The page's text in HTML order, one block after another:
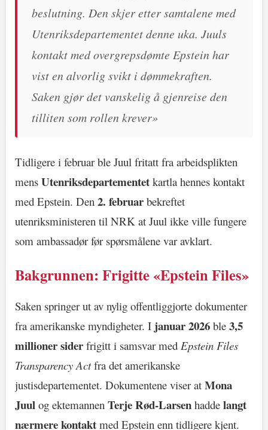
beslutning. Den skjer etter samtalene med
Utenriksdepartementet denne uka. Juuls
kontakt med overgrepsdømte Epstein har
vist en alvorlig svikt i dømmekraften.
Saken gjør det vanskelig å gjenreise den
tilliten som rollen krever»
Tidligere i februar ble Juul fritatt fra arbeidsplikten
mens Utenriksdepartementet kartla hennes kontakt
med Epstein. Den 2. februar bekreftet
utenriksministeren til NRK at Juul ikke ville fungere
som ambassadør før spørsmålene var avklart.
Bakgrunnen: Frigitte «Epstein Files»
Saken springer ut av nylig offentliggjorte dokumenter
fra amerikanske myndigheter. I januar 2026 ble 3,5
millioner sider frigitt i samsvar med Epstein Files
Transparency Actfra det amerikanske
justisdepartementet. Dokumentene viser at Mona
Juul og ektemannen Terje Rød-Larsen hadde langt
nærmere kontakt med Epstein enn tidligere kjent.